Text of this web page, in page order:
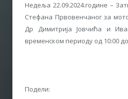
Недеља 22.09.2024.године –
Стефана Првовенчаног за
Др Димитрија Јовчића и
временском периоду од 10:00 до
Подели: